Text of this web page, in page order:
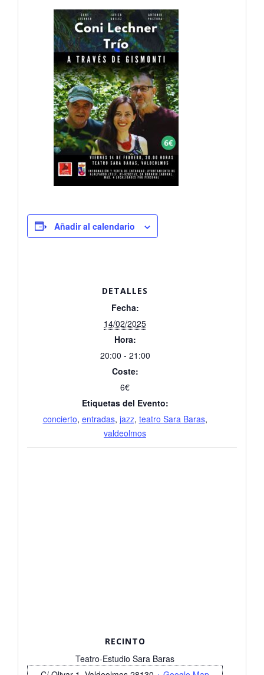
Añadir al calendario
DETALLES
Fecha:
14/02/2025
Hora:
20:00 - 21:00
Coste:
6€
Etiquetas del Evento:
concierto, entradas, jazz, teatro Sara Baras,
valdeolmos
RECINTO
Teatro-Estudio Sara Baras